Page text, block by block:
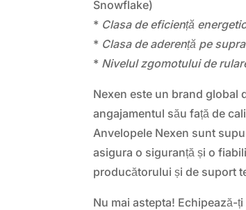
Snowflake)
* Clasa de eficiență
* Clasa de aderență pe
* Nivelul zgomotului de
Nexen este un brand global
angajamentul său față de
Anvelopele Nexen sunt
asigura o siguranță și o
producătorului și de suport
Nu mai astepta! Echipează-